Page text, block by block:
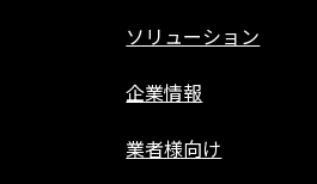
ソリューション
企業情報
業者様向け